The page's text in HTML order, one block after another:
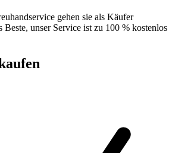
gehen sie als Käufer
unser Service ist zu 100 % kostenlos